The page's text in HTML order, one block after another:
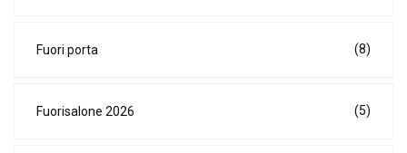
Fuori porta (8)
Fuorisalone 2026 (5)